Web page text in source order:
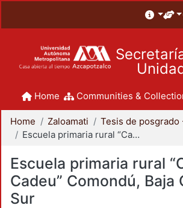
Home Communities &
Home Zaloamati
Escuela primaria rural “Camaanc Cadeu” Comondú, Baja California Sur
Escuela primaria rural
Cadeu” Comondú, Baja
Sur